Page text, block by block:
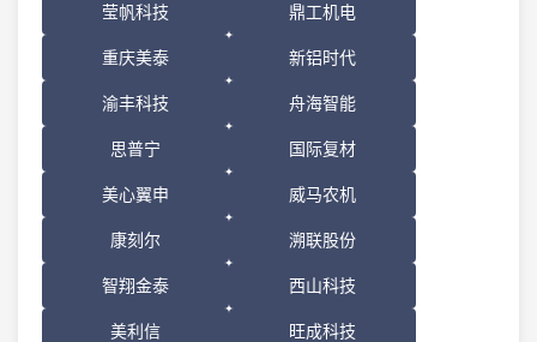
莹帆科技 鼎工机电
重庆美泰 新铝时代
渝丰科技 舟海智能
思普宁 国际复材
美心翼申 威马农机
康刻尔 溯联股份
智翔金泰 西山科技
美利信 旺成科技